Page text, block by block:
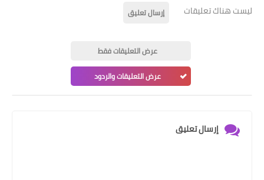
ليست هناك تعليقات إرسال تعليق
عرض التعليقات فقط
عرض التعليقات والردود
إرسال تعليق